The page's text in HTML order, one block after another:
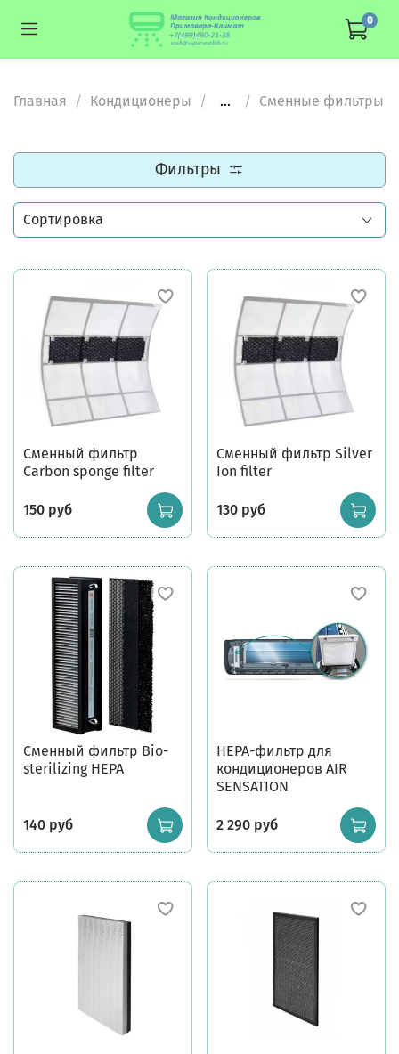
0
Главная Кондиционеры ... Сменные фильтры
Фильтры
Сменный фильтр
Carbon sponge filter
150 руб
Сменный фильтр Silver
Ion filter
130 руб
Сменный фильтр Bio-
sterilizing HEPA
140 руб
HEPA-фильтр для
кондиционеров AIR
SENSATION
2 290 руб